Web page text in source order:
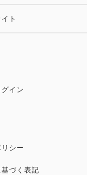
典 5歳までの「未就
ト
イン
シー
づく表記